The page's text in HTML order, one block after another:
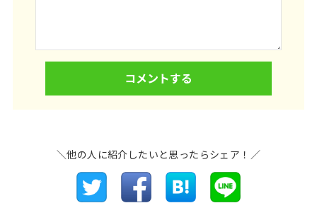
＼他の人に紹介したいと思ったらシェア！／